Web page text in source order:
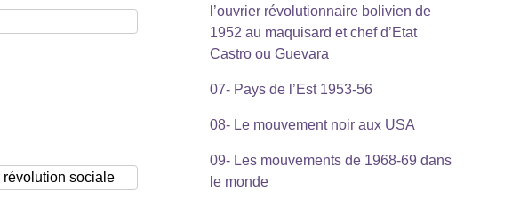
l’ouvrier révolutionnaire bolivien de
1952 au maquisard et chef d’Etat
Castro ou Guevara
07- Pays de l’Est 1953-56
08- Le mouvement noir aux USA
09- Les mouvements de 1968-69 dans
le monde